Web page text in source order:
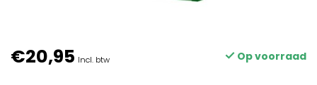
€20,95 Incl. btw Op voorraad